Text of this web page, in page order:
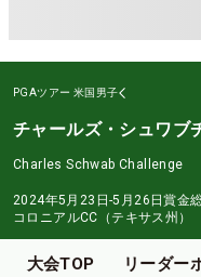
PGAツアー 米国男子
チャールズ・シュワブ
Charles Schwab Challenge
2024年5月23日-5月26日賞金
コロニアルCC（テキサス州）
大会TOP リーダー